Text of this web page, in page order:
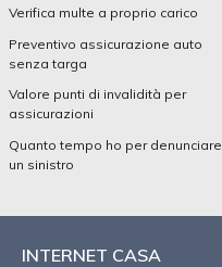
Verifica multe a proprio carico
Preventivo assicurazione auto
senza targa
Valore punti di invalidità per
assicurazioni
Quanto tempo ho per denunciare
un sinistro
INTERNET CASA